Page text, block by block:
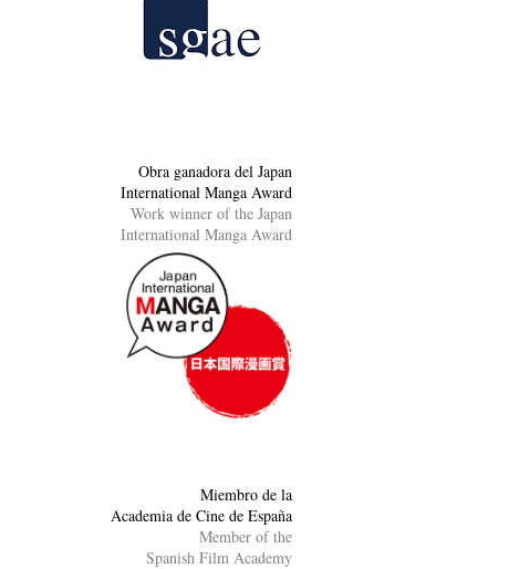
Obra ganadora del Japan
International Manga Award
Work winner of the Japan
International Manga Award
Miembro de la
Academia de Cine de España
Member of the
Spanish Film Academy